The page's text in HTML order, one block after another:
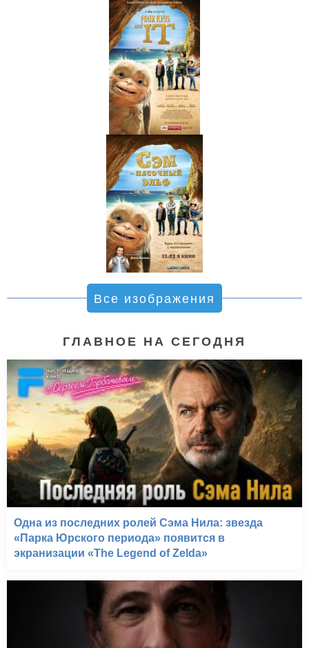
Все изображения
ГЛАВНОЕ НА СЕГОДНЯ
Одна из последних ролей Сэма Нила: звезда
«Парка Юрского периода» появится в
экранизации «The Legend of Zelda»